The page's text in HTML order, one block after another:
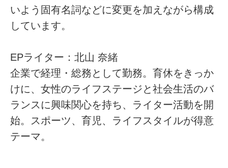
いよう固有名詞などに変更を加えながら構成
しています。
EPライター：北山 奈緒
企業で経理・総務として勤務。育休をきっか
けに、女性のライフステージと社会生活のバ
ランスに興味関心を持ち、ライター活動を開
始。スポーツ、育児、ライフスタイルが得意
テーマ。